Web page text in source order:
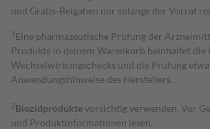
und Gratis-Beigaben nur solange der Vorrat
1 Eine pharmazeutische Prüfung der
Produkte in deinem Warenkorb beinhaltet
Wechselwirkungschecks und die Prüfung
Anwendungshinweise des Herstellers.
2Biozidproduktevorsichtig verwenden. Vor
und Produktinformationen lesen.